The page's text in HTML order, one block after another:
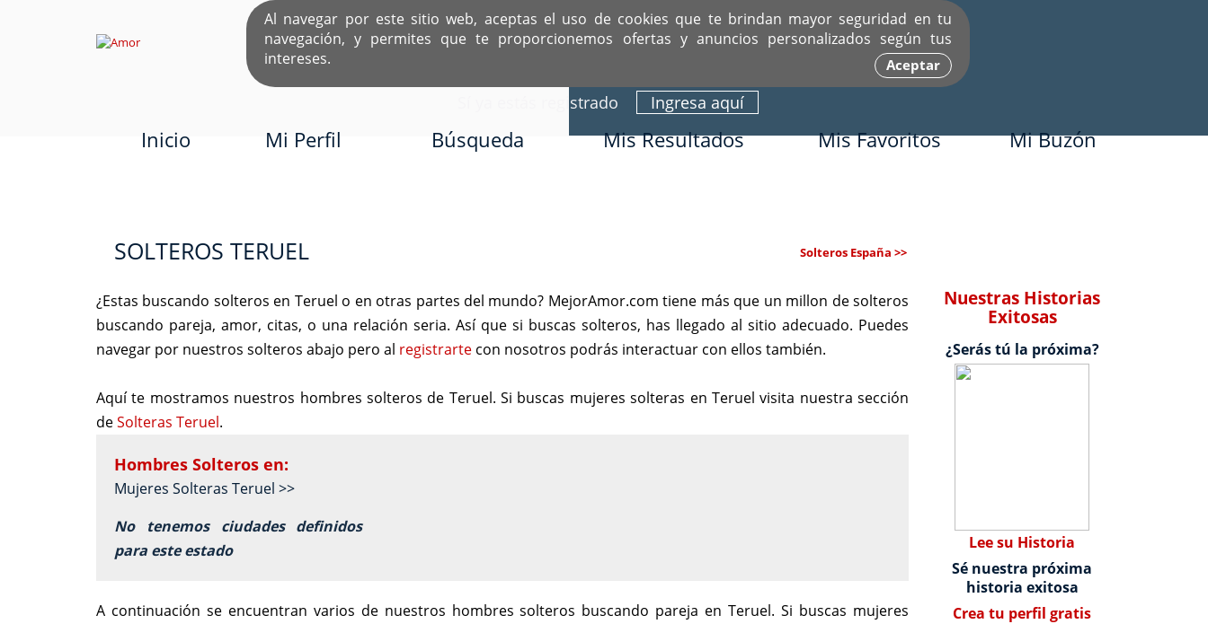
Al navegar por este sitio web, aceptas el uso de cookies que te brindan mayor seguridad en tu
navegación, y permites que te proporcionemos ofertas y anuncios personalizados según tus
intereses.
Aceptar
EL ÚNICO SITIO DEDICADO A SOLTEROS HISPANOS COMO TÚ
Ingresa aquí
Sí ya estás registrado
Inicio Mi Perfil Búsqueda Mis Resultados Mis Favoritos Mi Buzón
SOLTEROS TERUEL Solteros España >>
¿Estas buscando solteros en Teruel o en otras partes del mundo? MejorAmor.com tiene más que un millon de solteros
buscando pareja, amor, citas, o una relación seria. Así que si buscas solteros, has llegado al sitio adecuado. Puedes
navegar por nuestros solteros abajo pero al registrarte con nosotros podrás interactuar con ellos también.
Aquí te mostramos nuestros hombres solteros de Teruel. Si buscas mujeres solteras en Teruel visita nuestra sección
deSolteras Teruel.
Hombres Solteros en:
Mujeres Solteras Teruel >>
No tenemos ciudades definidos
para este estado
A continuación se encuentran varios de nuestros hombres solteros buscando pareja en Teruel. Si buscas mujeres
Nuestras Historias
Exitosas
¿Serás tú la próxima?
Lee su Historia
Sé nuestra próxima
historia exitosa
Crea tu perfil gratis